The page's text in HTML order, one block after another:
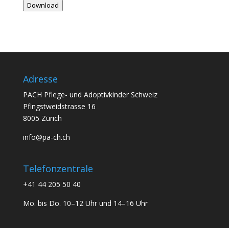
Download
Adresse
PACH Pflege- und Adoptivkinder Schweiz
Pfingstweidstrasse 16
8005 Zürich
info@pa-ch.ch
Telefonzentrale
+41 44 205 50 40
Mo. bis Do. 10–12 Uhr und 14–16 Uhr